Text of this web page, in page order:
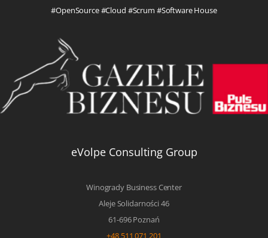
#OpenSource #Cloud #Scrum #Software House
eVolpe Consulting Group
Winogrady Business Center
Aleje Solidarności 46
61-696 Poznań